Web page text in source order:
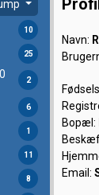
10
25
2
6
1
11
8
Navn:
Bopæl:
Email: